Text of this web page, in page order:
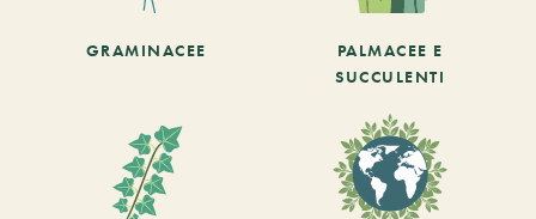
GRAMINACEE
PALMACEE E
SUCCULENTI